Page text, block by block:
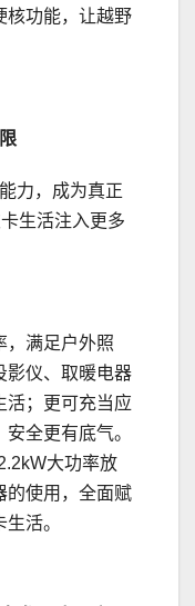
核功能，让越野
力，成为真正
生活注入更多
，满足户外照
影仪、取暖电器
活；更可充当应
全更有底气。
大功率放
的使用，全面赋
活。